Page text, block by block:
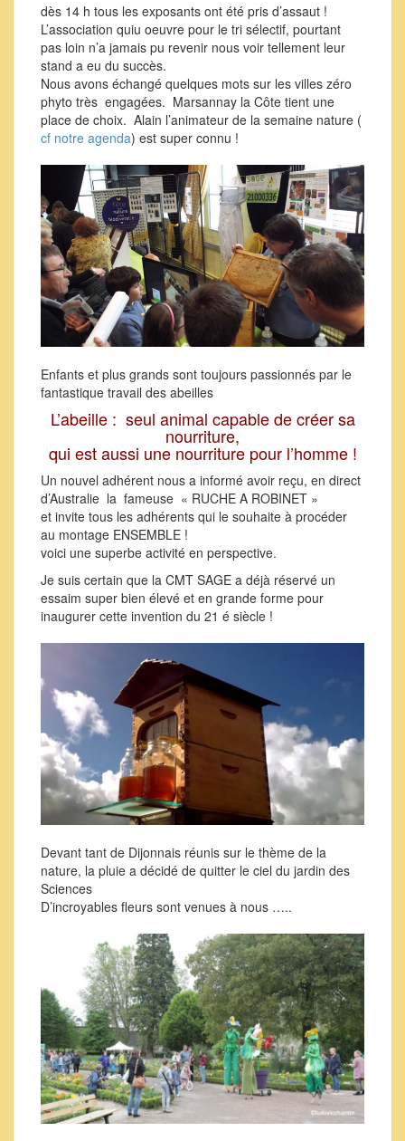
dès 14 h tous les exposants ont été pris d’assaut !
L’association quiu oeuvre pour le tri sélectif, pourtant
pas loin n’a jamais pu revenir nous voir tellement leur
stand a eu du succès.
Nous avons échangé quelques mots sur les villes zéro
phyto très engagées. Marsannay la Côte tient une
place de choix. Alain l’animateur de la semaine nature (
cf notre agenda) est super connu !
Enfants et plus grands sont toujours passionnés par le
fantastique travail des abeilles
L’abeille : seul animal capable de créer sa
nourriture,
qui est aussi une nourriture pour l’homme !
Un nouvel adhérent nous a informé avoir reçu, en direct
d’Australie la fameuse « RUCHE A ROBINET »
et invite tous les adhérents qui le souhaite à procéder
au montage ENSEMBLE !
voici une superbe activité en perspective.
Je suis certain que la CMT SAGE a déjà réservé un
essaim super bien élevé et en grande forme pour
inaugurer cette invention du 21 é siècle !
Devant tant de Dijonnais réunis sur le thème de la
nature, la pluie a décidé de quitter le ciel du jardin des
Sciences
D’incroyables fleurs sont venues à nous …..